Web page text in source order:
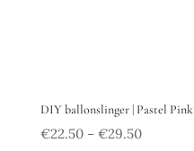
DIY ballonslinger | Pastel Pink
€22.50– €29.50